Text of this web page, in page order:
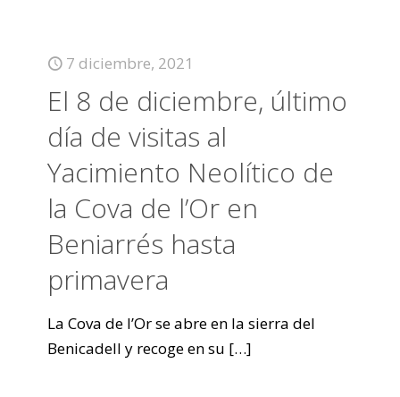
7 diciembre, 2021
El 8 de diciembre, último
dí­a de visitas al
Yacimiento Neolítico de
la Cova de l’Or en
Beniarrés hasta
primavera
La Cova de l’Or se abre en la sierra del
Benicadell y recoge en su […]